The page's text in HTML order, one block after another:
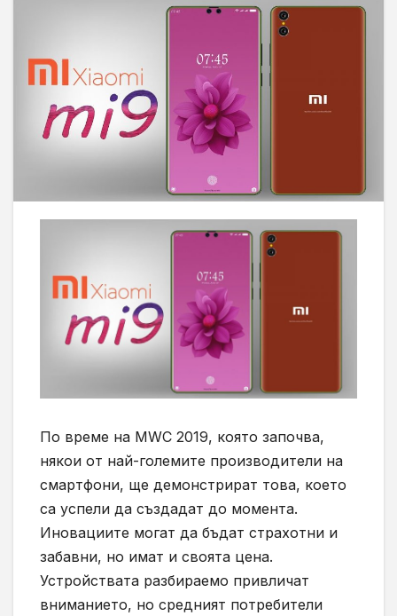
По време на MWC 2019, която започва,
някои от най-големите производители на
смартфони, ще демонстрират това, което
са успели да създадат до момента.
Иновациите могат да бъдат страхотни и
забавни, но имат и своята цена.
Устройствата разбираемо привличат
вниманието, но средният потребители